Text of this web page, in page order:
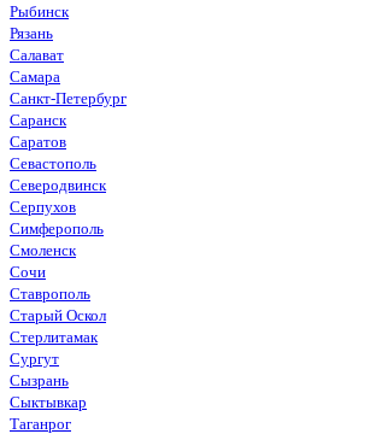
Рыбинск
Рязань
Салават
Самара
Санкт-Петербург
Саранск
Саратов
Севастополь
Северодвинск
Серпухов
Симферополь
Смоленск
Сочи
Ставрополь
Старый Оскол
Стерлитамак
Сургут
Сызрань
Сыктывкар
Таганрог